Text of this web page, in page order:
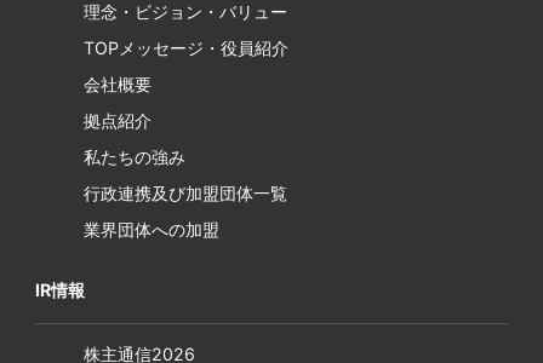
理念・ビジョン・バリュー
TOPメッセージ・役員紹介
会社概要
拠点紹介
私たちの強み
行政連携及び加盟団体一覧
業界団体への加盟
IR情報
株主通信2026